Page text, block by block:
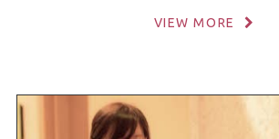
VIEW MORE